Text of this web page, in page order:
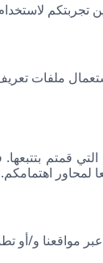
تجربتكم
ملفات
قمتم
لمحاور اهتمامكم.
مواقعنا و/أو